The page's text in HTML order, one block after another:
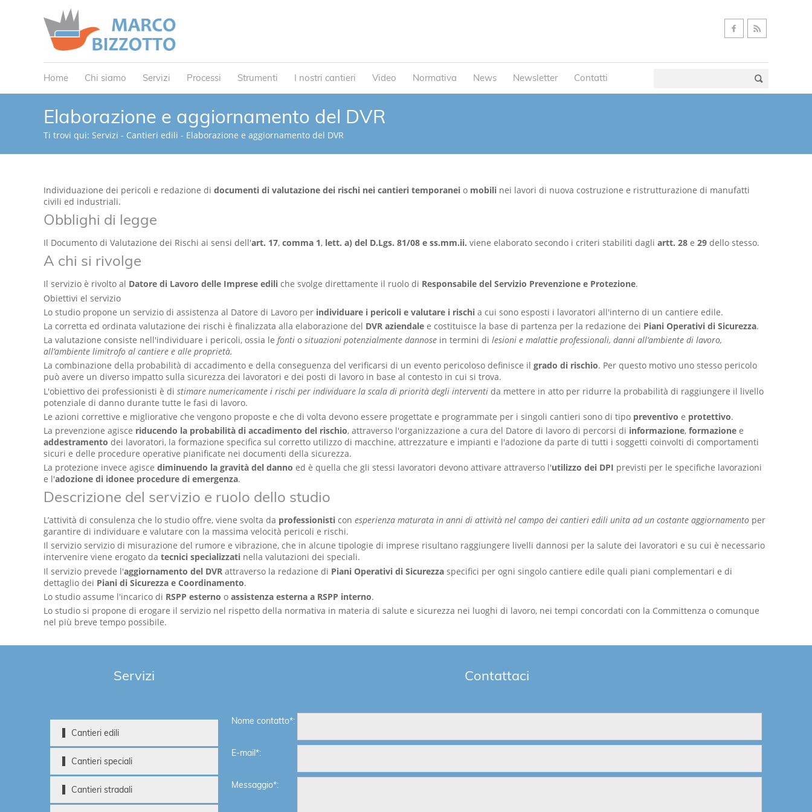
Home Chi siamo Servizi Processi Strumenti I nostri cantieri Video Normativa News Newsletter Contatti
Elaborazione e aggiornamento del DVR
Ti trovi qui: Servizi - Cantieri edili - Elaborazione e aggiornamento del DVR
Individuazione dei pericoli e redazione di documenti di valutazione dei rischi nei cantieri temporanei o mobili nei lavori di nuova costruzione e ristrutturazione di manufatti
civili ed industriali.
Obblighi di legge
Il Documento di Valutazione dei Rischi ai sensi dell'art. 17, comma 1, lett. a) del D.Lgs. 81/08 e ss.mm.ii. viene elaborato secondo i criteri stabiliti dagli artt. 28 e 29 dello stesso.
A chi si rivolge
Il servizio è rivolto al Datore di Lavoro delle Imprese edili che svolge direttamente il ruolo di Responsabile del Servizio Prevenzione e Protezione.
Obiettivi el servizio
Lo studio propone un servizio di assistenza al Datore di Lavoro per individuare i pericoli e valutare i rischi a cui sono esposti i lavoratori all'interno di un cantiere edile.
La corretta ed ordinata valutazione dei rischi è finalizzata alla elaborazione del DVR aziendale e costituisce la base di partenza per la redazione dei Piani Operativi di Sicurezza.
La valutazione consiste nell'individuare i pericoli, ossia le fonti o situazioni potenzialmente dannose in termini di lesioni e malattie professionali, danni all’ambiente di lavoro,
all’ambiente limitrofo al cantiere e alle proprietà.
La combinazione della probabilità di accadimento e della conseguenza del verificarsi di un evento pericoloso definisce il grado di rischio. Per questo motivo uno stesso pericolo
può avere un diverso impatto sulla sicurezza dei lavoratori e dei posti di lavoro in base al contesto in cui si trova.
L'obiettivo dei professionisti è di stimare numericamente i rischi per individuare la scala di priorità degli interventi da mettere in atto per ridurre la probabilità di raggiungere il livello
potenziale di danno durante tutte le fasi di lavoro.
Le azioni correttive e migliorative che vengono proposte e che di volta devono essere progettate e programmate per i singoli cantieri sono di tipo preventivo e protettivo.
La prevenzione agisce riducendo la probabilità di accadimento del rischio, attraverso l'organizzazione a cura del Datore di lavoro di percorsi di informazione, formazione e
addestramento dei lavoratori, la formazione specifica sul corretto utilizzo di macchine, attrezzature e impianti e l'adozione da parte di tutti i soggetti coinvolti di comportamenti
sicuri e delle procedure operative pianificate nei documenti della sicurezza.
La protezione invece agisce diminuendo la gravità del danno ed è quella che gli stessi lavoratori devono attivare attraverso l'utilizzo dei DPI previsti per le specifiche lavorazioni
e l'adozione di idonee procedure di emergenza.
Descrizione del servizio e ruolo dello studio
L’attività di consulenza che lo studio offre, viene svolta da professionisti con esperienza maturata in anni di attività nel campo dei cantieri edili unita ad un costante aggiornamento per
garantire di individuare e valutare con la massima velocità pericoli e rischi.
Il servizio servizio di misurazione del rumore e vibrazione, che in alcune tipologie di imprese risultano raggiungere livelli dannosi per la salute dei lavoratori e su cui è necessario
intervenire viene erogato da tecnici specializzati nella valutazioni dei speciali.
Il servizio prevede l'aggiornamento del DVR attraverso la redazione di Piani Operativi di Sicurezza specifici per ogni singolo cantiere edile quali piani complementari e di
dettaglio dei Piani di Sicurezza e Coordinamento.
Lo studio assume l'incarico di RSPP esterno o assistenza esterna a RSPP interno.
Lo studio si propone di erogare il servizio nel rispetto della normativa in materia di salute e sicurezza nei luoghi di lavoro, nei tempi concordati con la Committenza o comunque
nel più breve tempo possibile.
Contattaci
Nome contatto*:
E-mail*:
Messaggio*:
Servizi
Cantieri edili
Cantieri speciali
Cantieri stradali